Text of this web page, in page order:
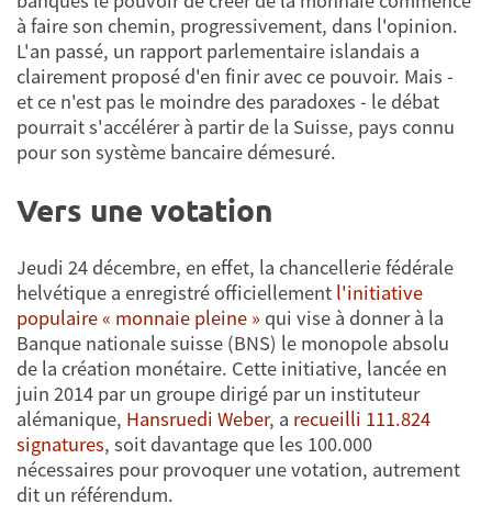
à faire son chemin, progressivement, dans l'opinion.
L'an passé, un rapport parlementaire islandais a
clairement proposé d'en finir avec ce pouvoir. Mais -
et ce n'est pas le moindre des paradoxes - le débat
pourrait s'accélérer à partir de la Suisse, pays connu
pour son système bancaire démesuré.
Vers une votation
Jeudi 24 décembre, en effet, la chancellerie fédérale
helvétique a enregistré officiellement l'initiative
populaire « monnaie pleine » qui vise à donner à la
Banque nationale suisse (BNS) le monopole absolu
de la création monétaire. Cette initiative, lancée en
juin 2014 par un groupe dirigé par un instituteur
alémanique, Hansruedi Weber, a recueilli 111.824
signatures, soit davantage que les 100.000
nécessaires pour provoquer une votation, autrement
dit un référendum.